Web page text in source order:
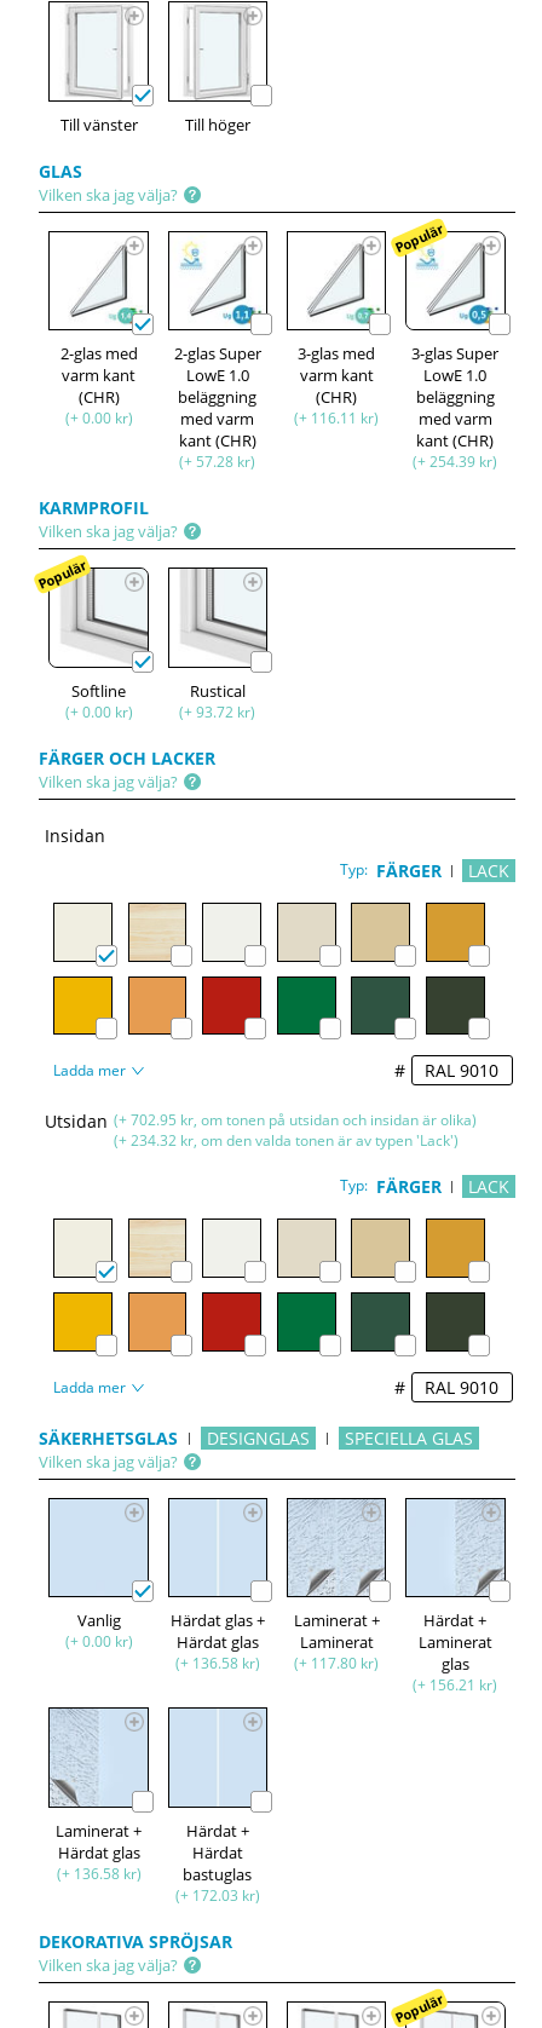
Till vänster Till höger
GLAS
Vilken ska jag välja?
2-glas med
varm kant
(CHR)
(+ 0.00 kr)
2-glas Super
LowE 1.0
beläggning
med varm
kant (CHR)
(+ 57.28 kr)
3-glas med
varm kant
(CHR)
(+ 116.11 kr)
Populär
3-glas Super
LowE 1.0
beläggning
med varm
kant (CHR)
(+ 254.39 kr)
KARMPROFIL
Vilken ska jag välja?
Populär
Softline
(+ 0.00 kr)
Rustical
(+ 93.72 kr)
FÄRGER OCH LACKER
Vilken ska jag välja?
Insidan
Typ: FÄRGER LACK
Ladda mer #
Utsidan (+ 702.95 kr, om tonen på utsidan och insidan är olika)
(+ 234.32 kr, om den valda tonen är av typen 'Lack')
Typ: FÄRGER LACK
Ladda mer #
SÄKERHETSGLAS DESIGNGLAS SPECIELLA GLAS
Vilken ska jag välja?
Vanlig
(+ 0.00 kr)
Härdat glas +
Härdat glas
(+ 136.58 kr)
Laminerat +
Laminerat
(+ 117.80 kr)
Härdat +
Laminerat
glas
(+ 156.21 kr)
Laminerat +
Härdat glas
(+ 136.58 kr)
Härdat +
Härdat
bastuglas
(+ 172.03 kr)
DEKORATIVA SPRÖJSAR
Vilken ska jag välja?
Populär